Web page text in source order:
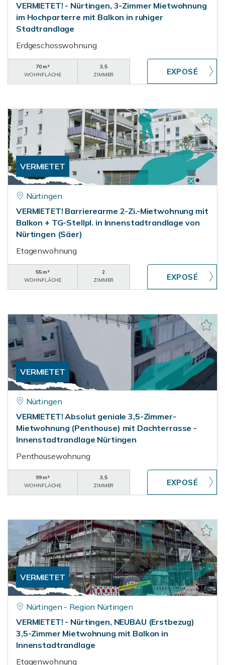
VERMIETET! - Nürtingen, 3-Zimmer Mietwohnung
im Hochparterre mit Balkon in ruhiger
Stadtrandlage
Erdgeschosswohnung
70 m²
WOHNFLÄCHE
3,5
ZIMMER
VERMIETET
Nürtingen
VERMIETET! Barrierearme 2-Zi.-Mietwohnung mit
Balkon + TG-Stellpl. in Innenstadtrandlage von
Nürtingen (Säer)
Etagenwohnung
55 m²
WOHNFLÄCHE
2
ZIMMER
VERMIETET
Nürtingen
VERMIETET! Absolut geniale 3,5-Zimmer-
Mietwohnung (Penthouse) mit Dachterrasse -
Innenstadtrandlage Nürtingen
Penthousewohnung
99 m²
WOHNFLÄCHE
3,5
ZIMMER
VERMIETET
Nürtingen - Region Nürtingen
VERMIETET! - Nürtingen, NEUBAU (Erstbezug)
3,5-Zimmer Mietwohnung mit Balkon in
Innenstadtrandlage
Etagenwohnung